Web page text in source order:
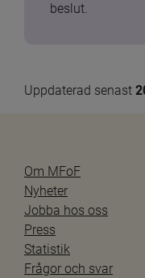
beslut.
Uppdaterad senast
Om MFoF
Nyheter
Jobba hos oss
Press
Statistik
Frågor och svar